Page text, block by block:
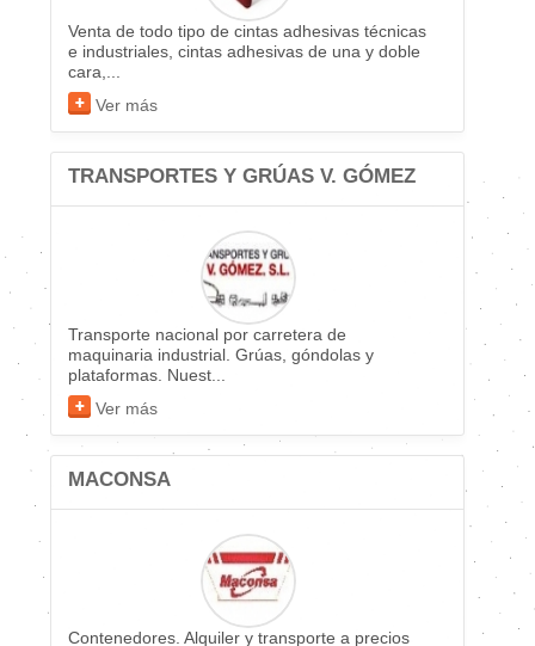
Venta de todo tipo de cintas adhesivas técnicas
e industriales, cintas adhesivas de una y doble
cara,...
Ver más
TRANSPORTES Y GRÚAS V. GÓMEZ
Transporte nacional por carretera de
maquinaria industrial. Grúas, góndolas y
plataformas. Nuest...
Ver más
MACONSA
Contenedores. Alquiler y transporte a precios